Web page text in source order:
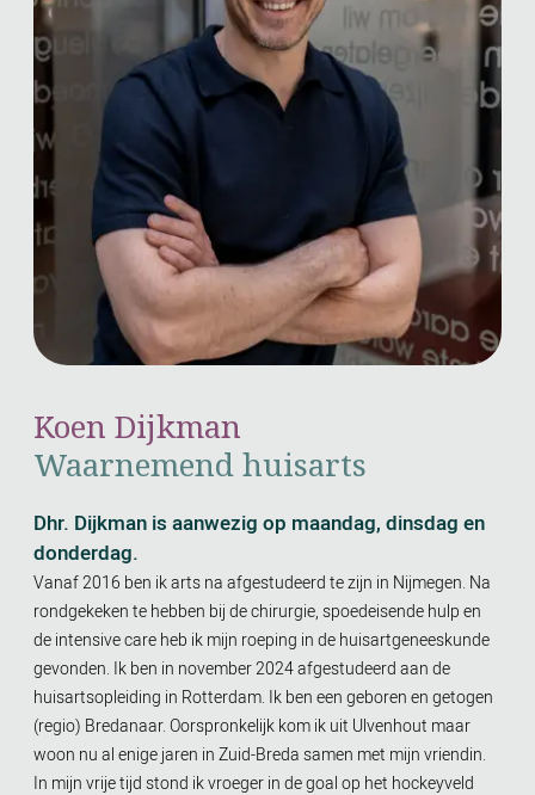
Koen Dijkman
Waarnemend huisarts
Dhr. Dijkman is aanwezig op maandag, dinsdag en
donderdag.
Vanaf 2016 ben ik arts na afgestudeerd te zijn in Nijmegen. Na
rondgekeken te hebben bij de chirurgie, spoedeisende hulp en
de intensive care heb ik mijn roeping in de huisartgeneeskunde
gevonden. Ik ben in november 2024 afgestudeerd aan de
huisartsopleiding in Rotterdam. Ik ben een geboren en getogen
(regio) Bredanaar. Oorspronkelijk kom ik uit Ulvenhout maar
woon nu al enige jaren in Zuid-Breda samen met mijn vriendin.
In mijn vrije tijd stond ik vroeger in de goal op het hockeyveld